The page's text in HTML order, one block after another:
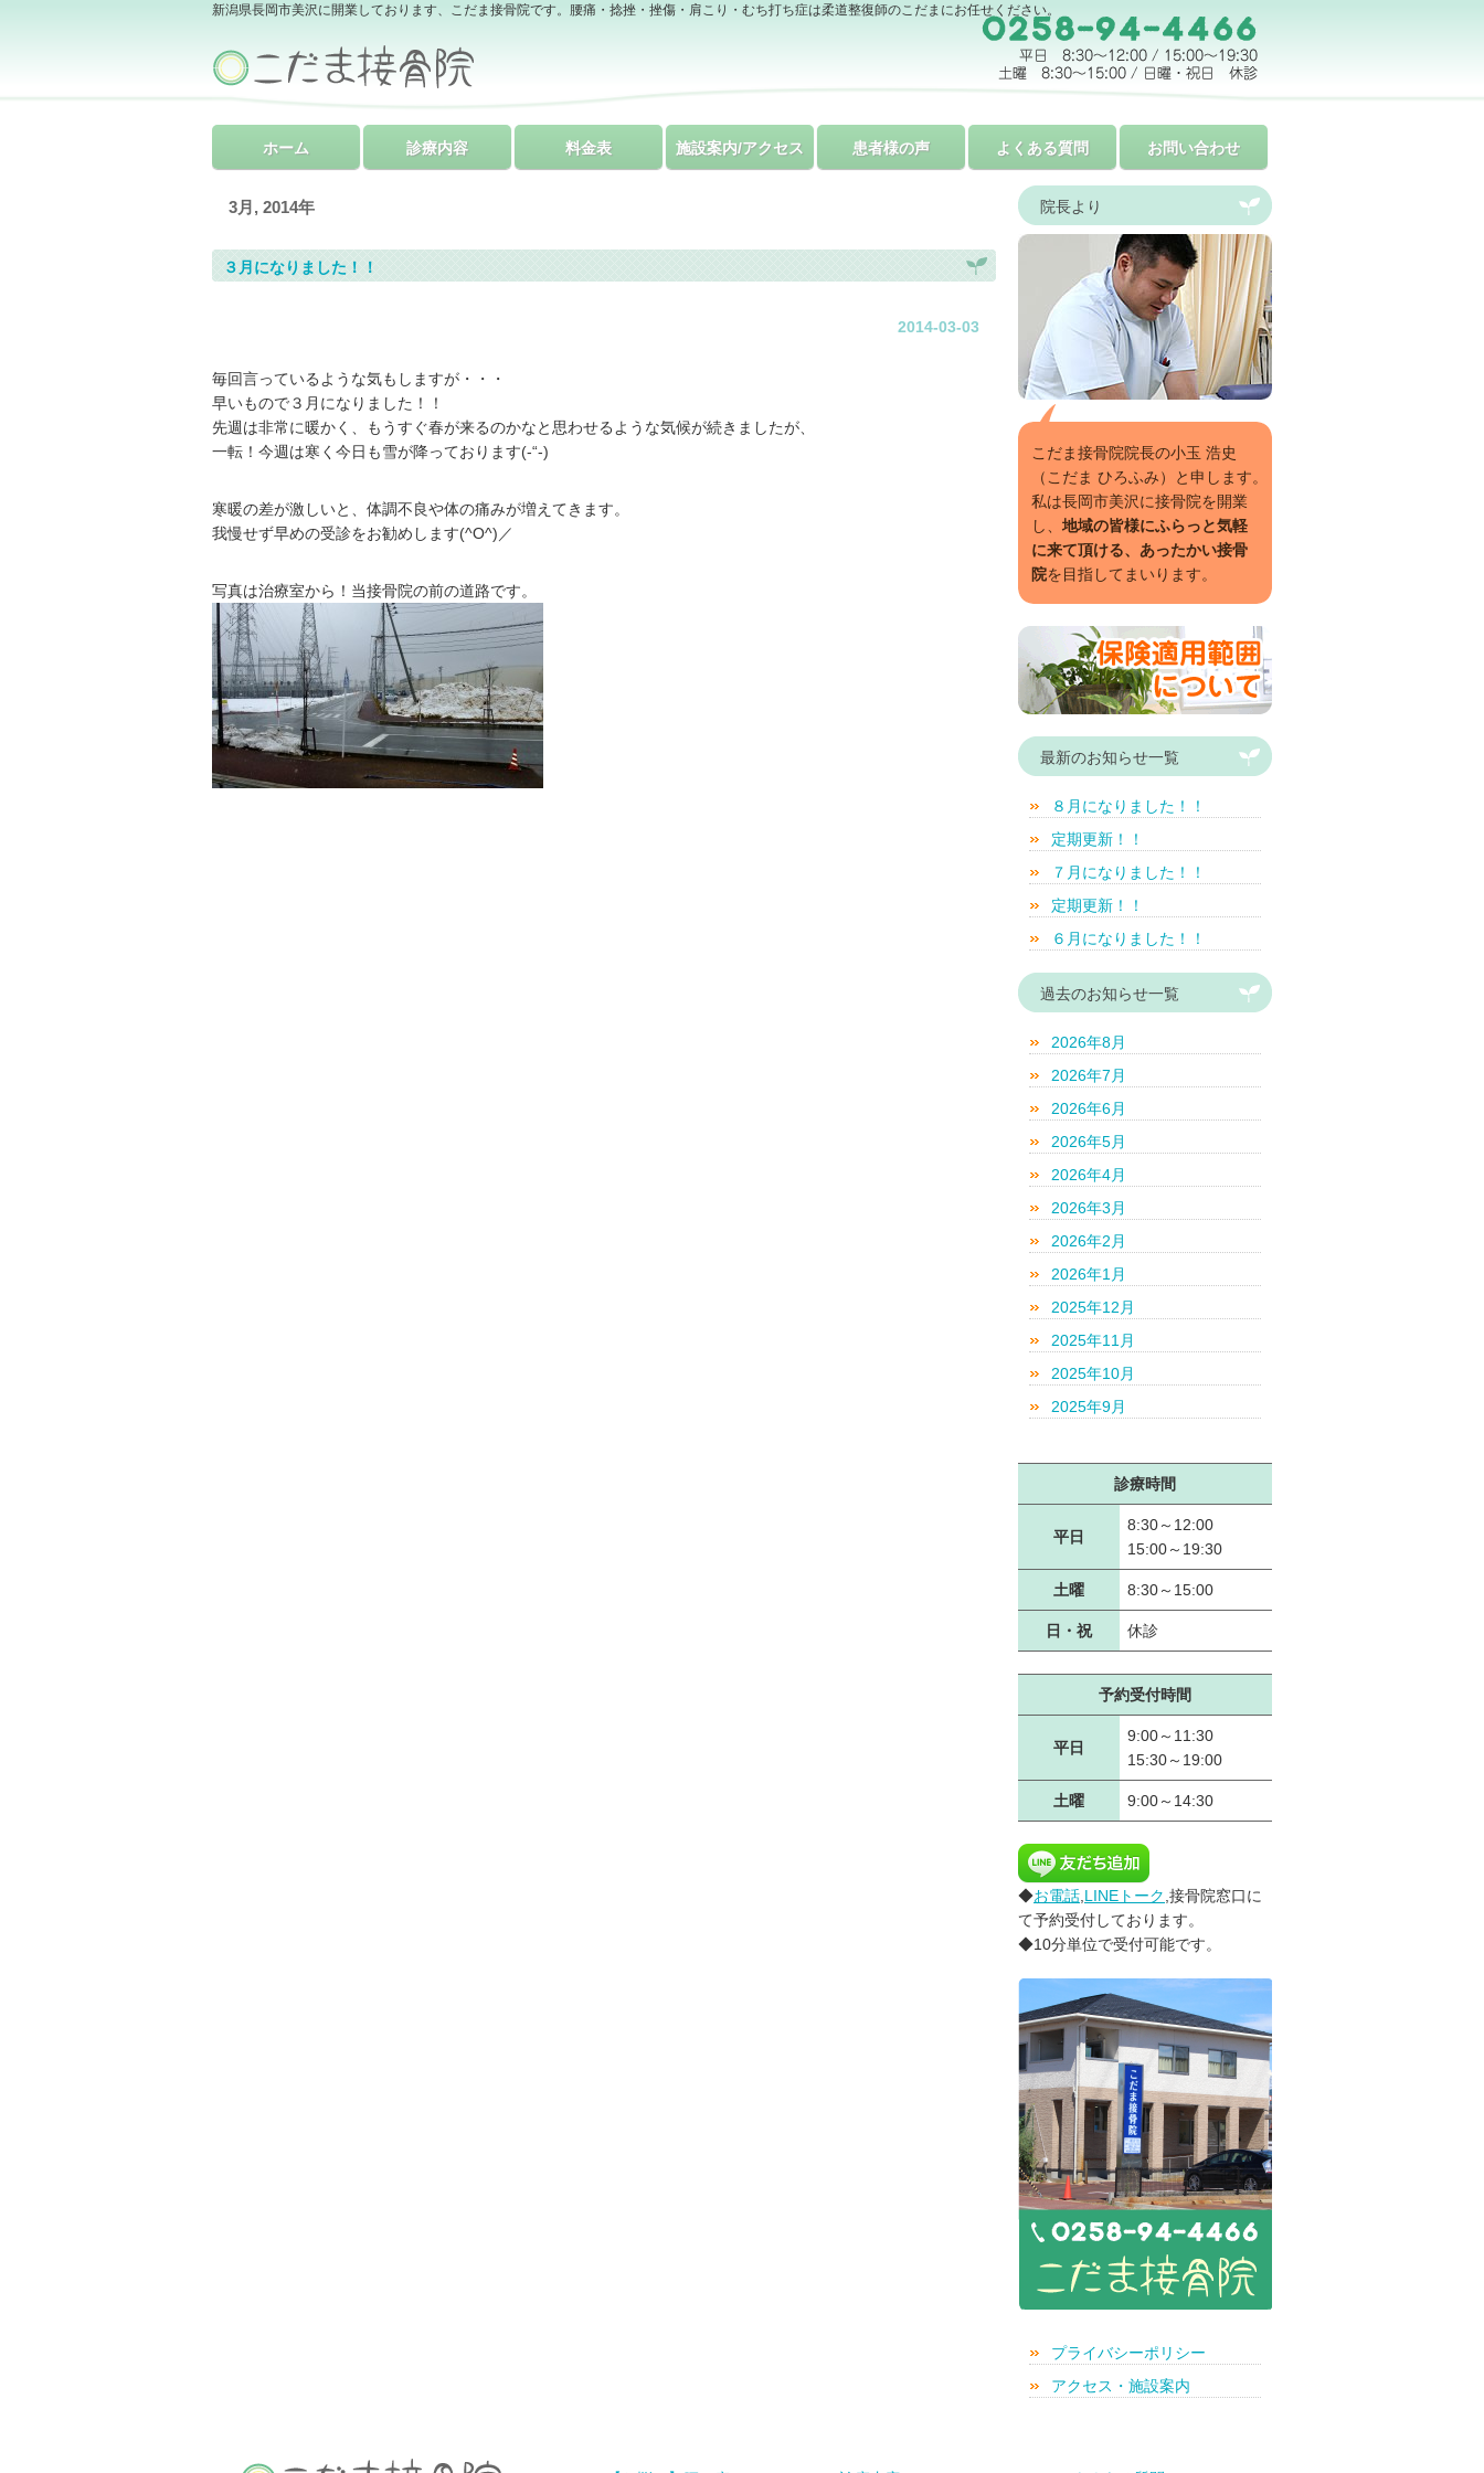
新潟県長岡市美沢に開業しております、こだま接骨院です。腰痛・捻挫・挫傷・肩こり・むち打ち症は柔道整復師のこだまにお任せください。
ホーム 診療内容 料金表 施設案内/アクセス 患者様の声 よくある質問 お問い合わせ
院長より
こだま接骨院院長の小玉 浩史
（こだま ひろふみ）と申します。
私は長岡市美沢に接骨院を開業
し、 地域の皆様にふらっと気軽
に来て頂ける、あったかい接骨
院を目指してまいります。
最新のお知らせ一覧
８月になりました！！
定期更新！！
７月になりました！！
定期更新！！
６月になりました！！
過去のお知らせ一覧
2026年8月
2026年7月
2026年6月
2026年5月
2026年4月
2026年3月
2026年2月
2026年1月
2025年12月
2025年11月
2025年10月
2025年9月
診療時間
平日
8:30～12:00
15:00～19:30
土曜 8:30～15:00
日・祝 休診
予約受付時間
平日
9:00～11:30
15:30～19:00
土曜 9:00～14:30
◆お電話 LINEトーク ,接骨院窓口に
て予約受付しております。
◆10分単位で受付可能です。
プライバシーポリシー
アクセス・施設案内
3月, 2014年
３月になりました！！
2014-03-03
毎回言っているような気もしますが・・・
早いもので３月になりました！！
先週は非常に暖かく、もうすぐ春が来るのかなと思わせるような気候が続きましたが、
一転！今週は寒く今日も雪が降っております(-“-)
寒暖の差が激しいと、体調不良や体の痛みが増えてきます。
我慢せず早めの受診をお勧めします(^O^)／
写真は治療室から！当接骨院の前の道路です。